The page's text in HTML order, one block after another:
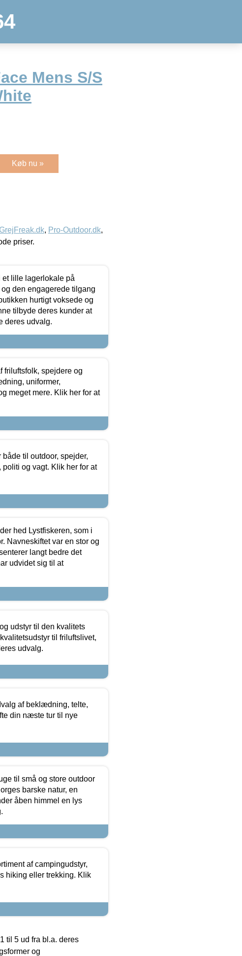
Mens S/S
Køb nu »
GrejFreak.dk, Pro-Outdoor.dk,
priser.
et lille lagerlokale på
den engagerede tilgang
hurtigt voksede og
tilbyde deres kunder at
deres udvalg.
friluftsfolk, spejdere og
uniformer,
meget mere. Klik her for at
til outdoor, spejder,
og vagt. Klik her for at
hed Lystfiskeren, som i
Navneskiftet var en stor og
langt bedre det
udvidet sig til at
udstyr til den kvalitets
til friluftslivet,
udvalg.
af beklædning, telte,
din næste tur til nye
til små og store outdoor
barske natur, en
åben himmel en lys
af campingudstyr,
hiking eller trekking. Klik
til 5 ud fra bl.a. deres
og